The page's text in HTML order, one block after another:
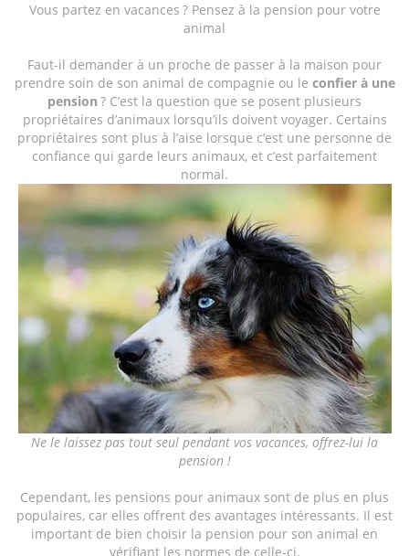
Vous partez en vacances ? Pensez à la pension pour votre
animal
Faut-il demander à un proche de passer à la maison pour
prendre soin de son animal de compagnie ou le confier à une
pension ? C’est la question que se posent plusieurs
propriétaires d’animaux lorsqu’ils doivent voyager. Certains
propriétaires sont plus à l’aise lorsque c’est une personne de
confiance qui garde leurs animaux, et c’est parfaitement
normal.
Ne le laissez pas tout seul pendant vos vacances, offrez-lui la
pension !
Cependant, les pensions pour animaux sont de plus en plus
populaires, car elles offrent des avantages intéressants. Il est
important de bien choisir la pension pour son animal en
vérifiant les normes de celle-ci.